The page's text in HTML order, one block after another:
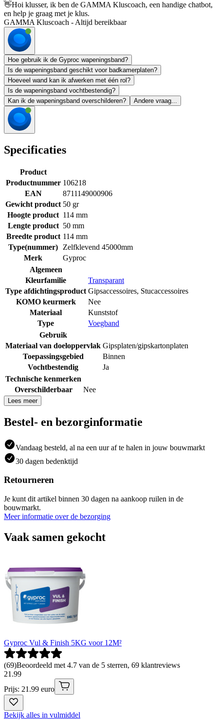
👋Hoi klusser, ik ben de GAMMA Kluscoach, een handige chatbot,
en help je graag met je klus.
GAMMA Kluscoach - Altijd bereikbaar
Hoe gebruik ik de Gyproc wapeningsband?
Is de wapeningsband geschikt voor badkamerplaten?
Hoeveel wand kan ik afwerken met één rol?
Is de wapeningsband vochtbestendig?
Kan ik de wapeningsband overschilderen?
Andere vraag...
Specificaties
Product
Productnummer 106218
EAN
8711149000906
Gewicht product 50 gr
Hoogte product 114 mm
Lengte product 50 mm
Breedte product 114 mm
Type(nummer)
Zelfklevend 45000mm
Merk
Gyproc
Algemeen
Kleurfamilie
Transparant
Type afdichtingsproduct Gipsaccessoires, Stucaccessoires
KOMO keurmerk
Nee
Materiaal
Kunststof
Type
Voegband
Gebruik
Materiaal van doeloppervlak Gipsplaten/gipskartonplaten
Toepassingsgebied
Binnen
Vochtbestendig
Ja
Technische kenmerken
Overschilderbaar
Nee
Lees meer
Bestel- en bezorginformatie
Vandaag besteld, al na een uur af te halen in jouw bouwmarkt
30 dagen bedenktijd
Retourneren
Je kunt dit artikel binnen 30 dagen na aankoop ruilen in de
bouwmarkt.
Meer informatie over de bezorging
Vaak samen gekocht
Gyproc Vul & Finish 5KG voor 12M²
(69)Beoordeeld met 4.7 van de 5 sterren, 69 klantreviews
21 .99
Prijs: 21.99 euro
Bekijk alles in vulmiddel